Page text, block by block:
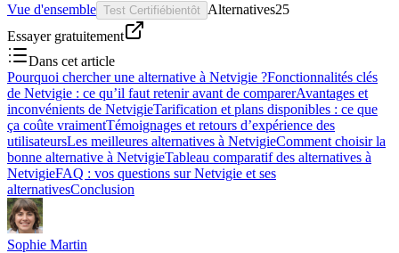
Vue d'ensemble Test Certifiébientôt Alternatives25
Essayer gratuitement
Dans cet article
Pourquoi chercher une alternative à Netvigie ?Fonctionnalités clés
de Netvigie : ce qu’il faut retenir avant de comparerAvantages et
inconvénients de NetvigieTarification et plans disponibles : ce que
ça coûte vraimentTémoignages et retours d’expérience des
utilisateursLes meilleures alternatives à NetvigieComment choisir la
bonne alternative à NetvigieTableau comparatif des alternatives à
NetvigieFAQ : vos questions sur Netvigie et ses
alternativesConclusion
Sophie Martin